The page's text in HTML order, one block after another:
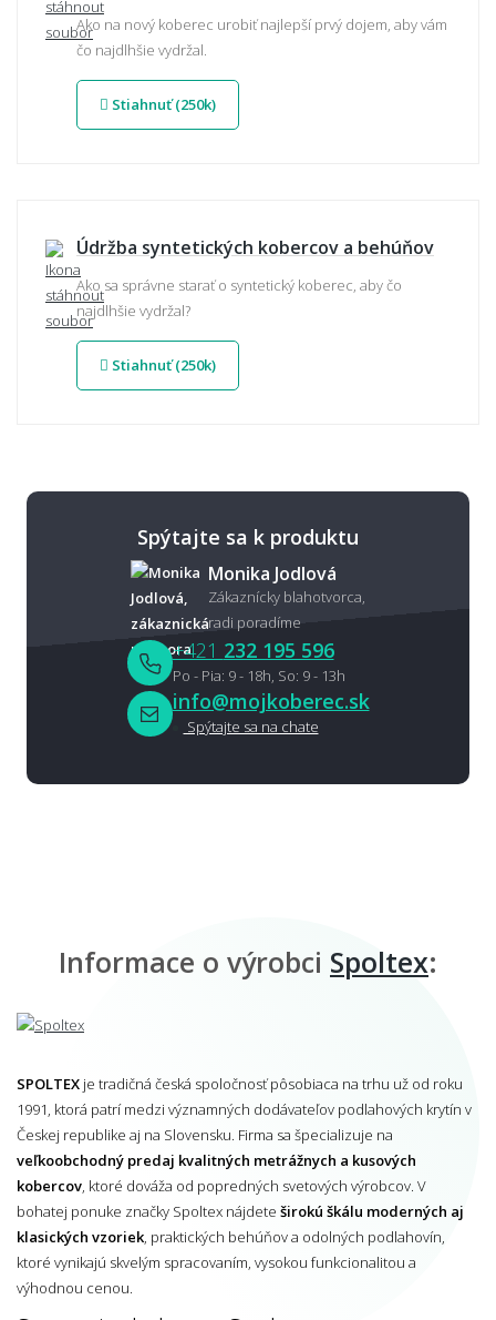
Ako na nový koberec urobiť najlepší prvý dojem, aby vám
čo najdlhšie vydržal.
Stiahnuť (250k)
Údržba syntetických kobercov a behúňov
Ako sa správne starať o syntetický koberec, aby čo
najdlhšie vydržal?
Stiahnuť (250k)
Spýtajte sa k produktu
Monika Jodlová
Zákaznícky blahotvorca,
radi poradíme
+421 232 195 596
Po - Pia: 9 - 18h, So: 9 - 13h
info@mojkoberec.sk
Spýtajte sa na chate
Informace o výrobci Spoltex:
SPOLTEX je tradičná česká spoločnosť pôsobiaca na trhu už od roku
1991, ktorá patrí medzi významných dodávateľov podlahových krytín v
Českej republike aj na Slovensku. Firma sa špecializuje na
veľkoobchodný predaj kvalitných metrážnych a kusových
kobercov, ktoré dováža od popredných svetových výrobcov. V
bohatej ponuke značky Spoltex nájdete širokú škálu moderných aj
klasických vzoriek, praktických behúňov a odolných podlahovín,
ktoré vynikajú skvelým spracovaním, vysokou funkcionalitou a
výhodnou cenou.